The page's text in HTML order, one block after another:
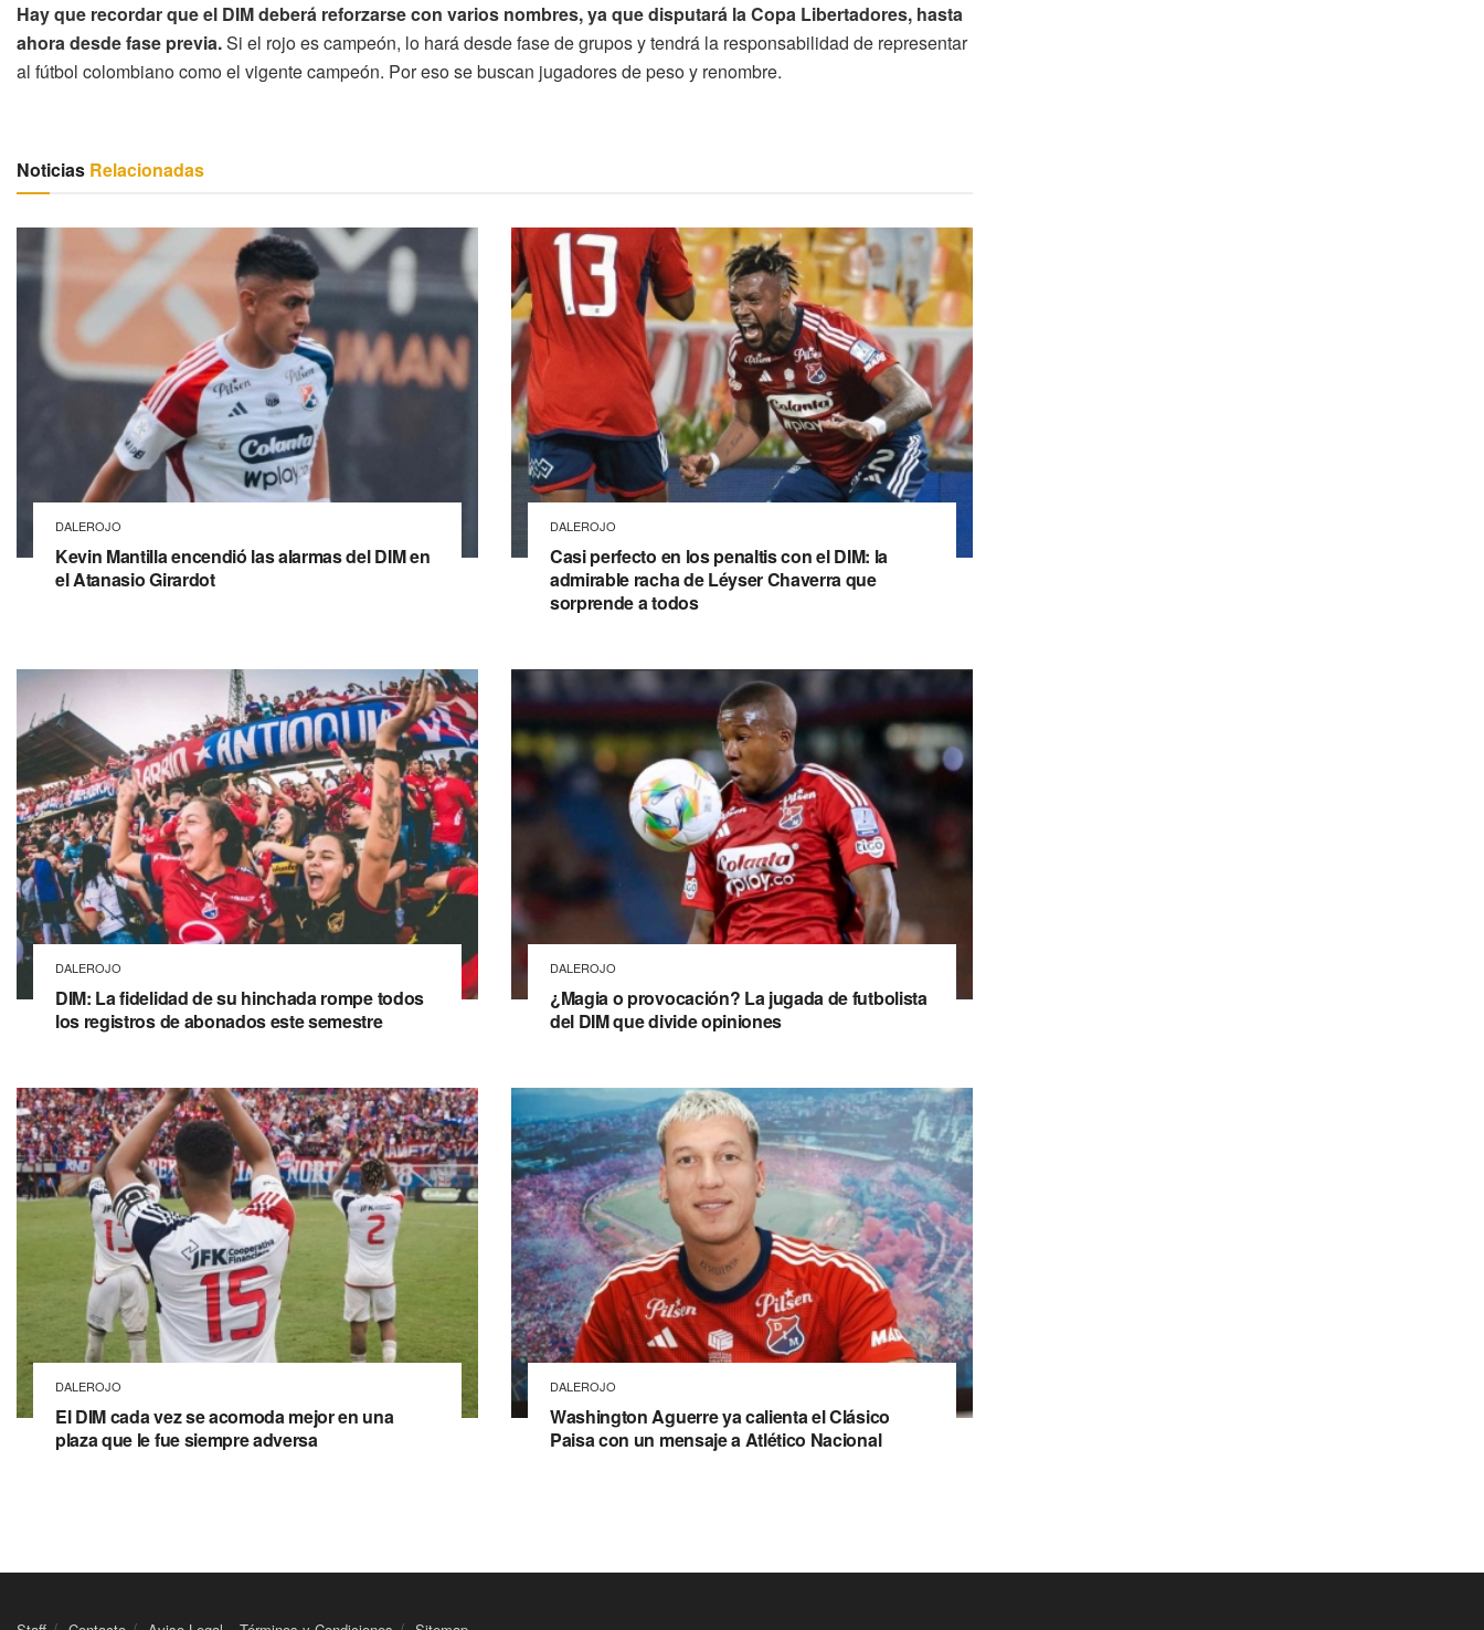
Hay que recordar que el DIM deberá reforzarse con varios nombres, ya que disputará la Copa Libertadores, hasta
ahora desde fase previa.Si el rojo es campeón, lo hará desde fase de grupos y tendrá la responsabilidad de representar
al fútbol colombiano como el vigente campeón. Por eso se buscan jugadores de peso y renombre.
Noticias Relacionadas
DALEROJO
Kevin Mantilla encendió las alarmas del DIM en
el Atanasio Girardot
DALEROJO
Casi perfecto en los penaltis con el DIM: la
admirable racha de Léyser Chaverra que
sorprende a todos
DALEROJO
DIM: La fidelidad de su hinchada rompe todos
los registros de abonados este semestre
DALEROJO
¿Magia o provocación? La jugada de futbolista
del DIM que divide opiniones
DALEROJO
El DIM cada vez se acomoda mejor en una
plaza que le fue siempre adversa
DALEROJO
Washington Aguerre ya calienta el Clásico
Paisa con un mensaje a Atlético Nacional